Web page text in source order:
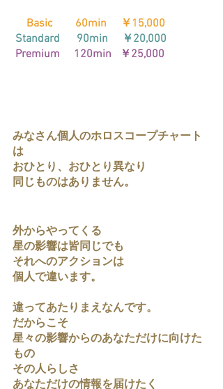
   Basic　    60min     ￥15,000
Standard  　90min　 ￥20,000
Premium     120min   ￥25,000
みなさん個人のホロスコープチャート
は
おひとり、おひとり異なり
同じものはありません。
外からやってくる
星の影響は皆同じでも
それへのアクションは
個人で違います。
違ってあたりまえなんです。
だからこそ
星々の影響からのあなただけに向けた
もの
その人らしさ
あなただけの情報を届けたく